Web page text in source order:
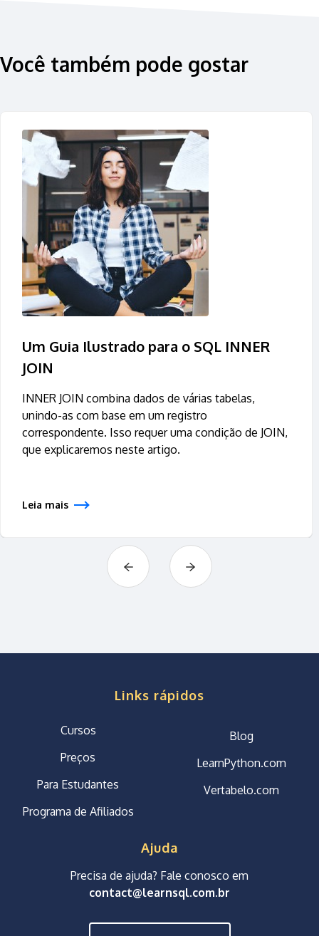
Você também pode gostar
Um Guia Ilustrado para o SQL INNER
JOIN
INNER JOIN combina dados de várias tabelas,
unindo-as com base em um registro
correspondente. Isso requer uma condição de JOIN,
que explicaremos neste artigo.
Leia mais
Links rápidos
Cursos
Preços
Para Estudantes
Programa de Afiliados
Blog
LearnPython.com
Vertabelo.com
Ajuda
Precisa de ajuda? Fale conosco em
contact@learnsql.com.br